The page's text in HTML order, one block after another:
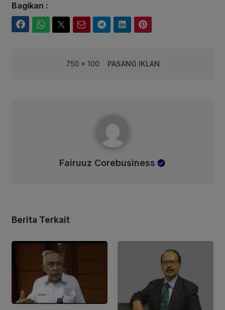
Bagikan :
750 x 100 PASANG IKLAN
Fairuuz Corebusiness
Berita Terkait